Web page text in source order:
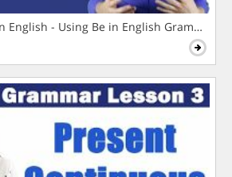
English - Using Be in English Grammar